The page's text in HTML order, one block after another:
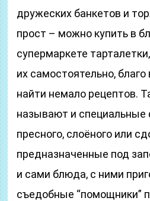
дружеских банкетов и
прост – можно купить в
супермаркете
их самостоятельно,
найти немало рецептов.
называют и специальные
пресного, слоёного или
предназначенные под
и сами блюда, с ними
съедобные “помощники”